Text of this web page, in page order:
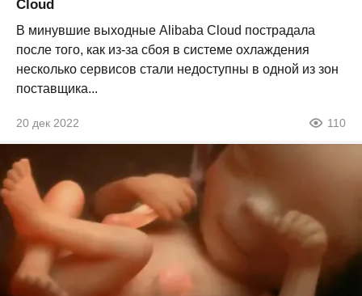
Cloud
В минувшие выходные Alibaba Cloud пострадала
после того, как из-за сбоя в системе охлаждения
несколько сервисов стали недоступны в одной из зон
поставщика...
20 дек 2022 110